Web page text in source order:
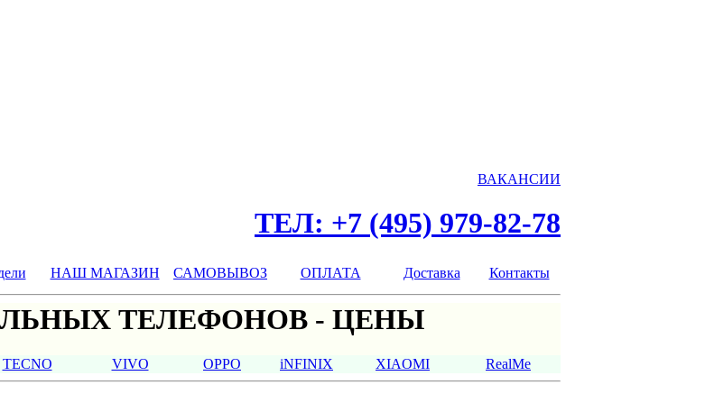
ВАКАНСИИ
ТЕЛ: +7 (495) 979-82-78
НАШ МАГАЗИН САМОВЫВОЗ ОПЛАТА Доставка Контакты
ТЕЛЕФОНОВ - ЦЕНЫ
TECNO VIVO OPPO iNFINIX XIAOMI RealMe